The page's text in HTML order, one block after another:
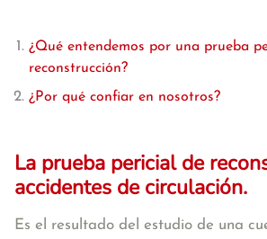
¿Qué entendemos por una prueba
reconstrucción?
¿Por qué confiar en nosotros?
La prueba pericial de
accidentes de circulación.
Es el resultado del estudio de una